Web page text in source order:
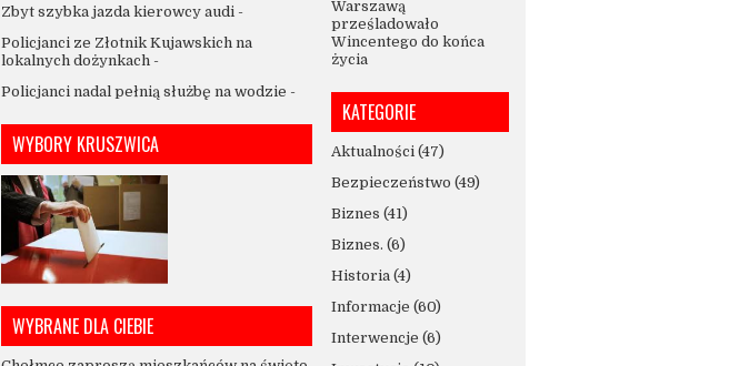
Zbyt szybka jazda kierowcy audi -
Policjanci ze Złotnik Kujawskich na
lokalnych dożynkach -
Policjanci nadal pełnią służbę na wodzie -
WYBORY KRUSZWICA
WYBRANE DLA CIEBIE
Warszawą
prześladowało
Wincentego do końca
życia
KATEGORIE
Aktualności (47)
Bezpieczeństwo (49)
Biznes (41)
Biznes. (6)
Historia (4)
Informacje (60)
Interwencje (6)